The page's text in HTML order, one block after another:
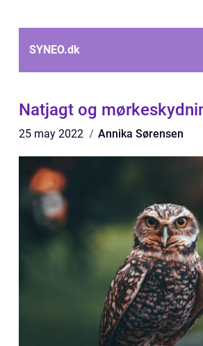
SYNEO.dk
Natjagt og
25 may 2022 Annika Sørensen